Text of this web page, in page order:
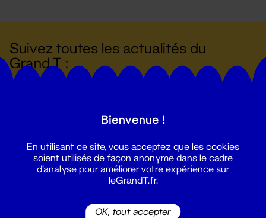
Suivez toutes les actualités du
Grand T :
Bienvenue !
En utilisant ce site, vous acceptez que les cookies
soient utilisés de façon anonyme dans le cadre
d'analyse pour améliorer votre expérience sur
leGrandT.fr.
OK, tout accepter